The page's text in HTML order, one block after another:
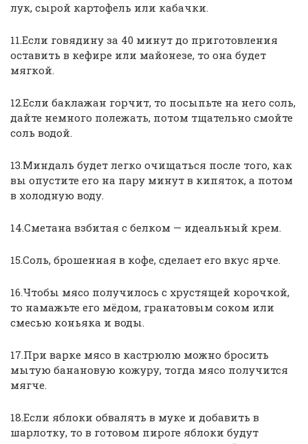
лук, сырой картофель или кабачки.
11.Если говядину за 40 минут до приготовления
оставить в кефире или майонезе, то она будет
мягкой.
12.Если баклажан горчит, то посыпьте на него соль,
дайте немного полежать, потом тщательно смойте
соль водой.
13.Миндаль будет легко очищаться после того, как
вы опустите его на пару минут в кипяток, а потом
в холодную воду.
14.Сметана взбитая с белком — идеальный крем.
15.Соль, брошенная в кофе, сделает его вкус ярче.
16.Чтобы мясо получилось с хрустящей корочкой,
то намажьте его мёдом, гранатовым соком или
смесью коньяка и воды.
17.При варке мясо в кастрюлю можно бросить
мытую банановую кожуру, тогда мясо получится
мягче.
18.Если яблоки обвалять в муке и добавить в
шарлотку, то в готовом пироге яблоки будут